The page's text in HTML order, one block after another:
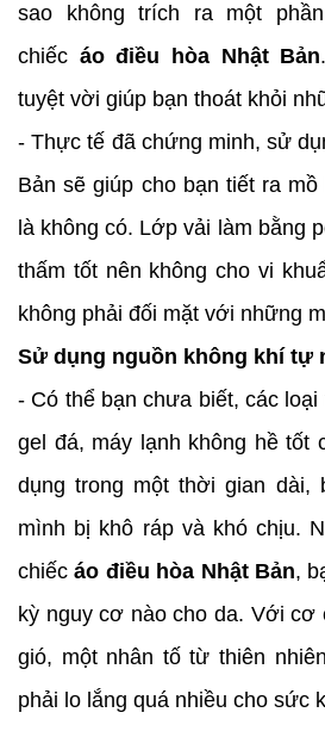
sao không trích ra một
chiếc áo điều hòa Nhật Bản
tuyệt vời giúp bạn thoát khỏi
- Thực tế đã chứng minh, sử
Bản sẽ giúp cho bạn tiết ra
là không có. Lớp vải làm bằng
thấm tốt nên không cho vi
không phải đối mặt với những
Sử dụng nguồn không khí tự
- Có thể bạn chưa biết, các
gel đá, máy lạnh không hề tốt
dụng trong một thời gian dài,
mình bị khô ráp và khó chịu.
chiếcáo điều hòa Nhật Bản,
kỳ nguy cơ nào cho da. Với cơ
gió, một nhân tố từ thiên
phải lo lắng quá nhiều cho sức